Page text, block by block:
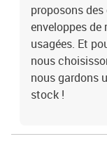
proposons
enveloppes
usagées. Et
nous
nous gardons
stock !